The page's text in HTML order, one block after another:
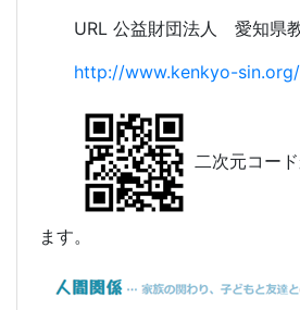
URL 公益財団法人 愛知県
http://www.kenkyo-
二次元コー
ます。